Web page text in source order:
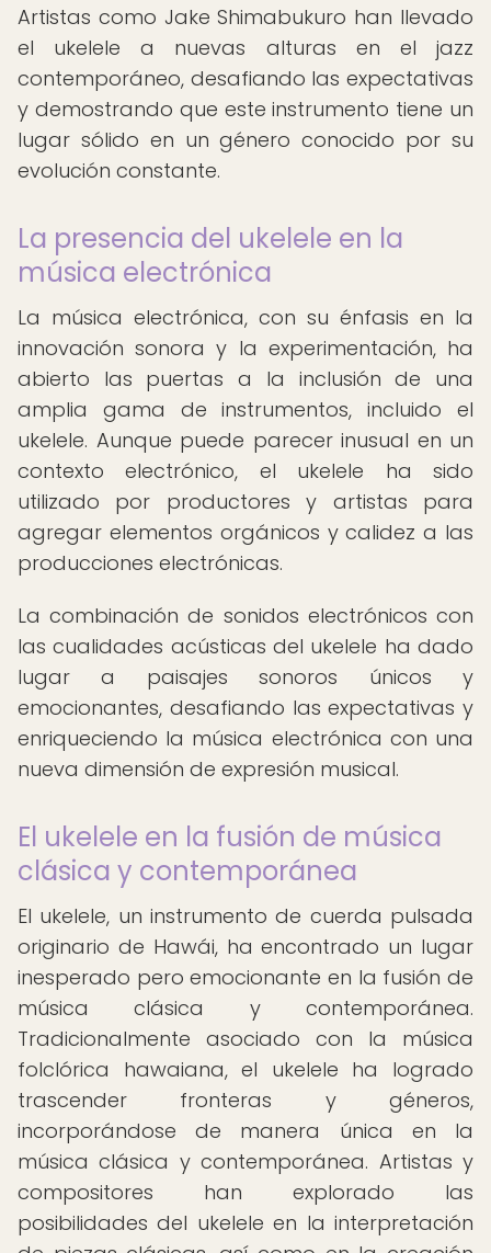
Artistas como Jake Shimabukuro han llevado
el ukelele a nuevas alturas en el jazz
contemporáneo, desafiando las expectativas
y demostrando que este instrumento tiene un
lugar sólido en un género conocido por su
evolución constante.
La presencia del ukelele en la
música electrónica
La música electrónica, con su énfasis en la
innovación sonora y la experimentación, ha
abierto las puertas a la inclusión de una
amplia gama de instrumentos, incluido el
ukelele. Aunque puede parecer inusual en un
contexto electrónico, el ukelele ha sido
utilizado por productores y artistas para
agregar elementos orgánicos y calidez a las
producciones electrónicas.
La combinación de sonidos electrónicos con
las cualidades acústicas del ukelele ha dado
lugar a paisajes sonoros únicos y
emocionantes, desafiando las expectativas y
enriqueciendo la música electrónica con una
nueva dimensión de expresión musical.
El ukelele en la fusión de música
clásica y contemporánea
El ukelele, un instrumento de cuerda pulsada
originario de Hawái, ha encontrado un lugar
inesperado pero emocionante en la fusión de
música clásica y contemporánea.
Tradicionalmente asociado con la música
folclórica hawaiana, el ukelele ha logrado
trascender fronteras y géneros,
incorporándose de manera única en la
música clásica y contemporánea. Artistas y
compositores han explorado las
posibilidades del ukelele en la interpretación